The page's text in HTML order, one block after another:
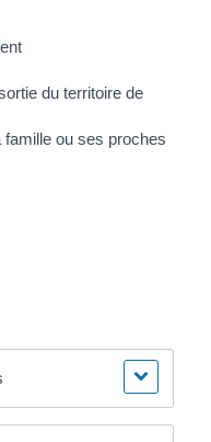
du territoire de
ou ses proches